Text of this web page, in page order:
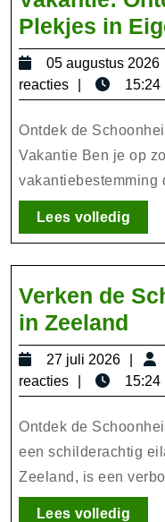
Plekjes in
05 augustus 2026
reacties
15:24
Ontdek de
Vakantie Ben je op
vakantiebestemming
Lees volledigLees
Verken de
in Zeeland
de
van
in
27 juli 2026
27
juli
reacties
15:24
Ontdek de
een schilderachtig
Zeeland, is een
Lees volledigLees